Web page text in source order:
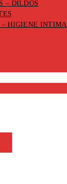
– DILDOS
– HIGIENE INTIMA